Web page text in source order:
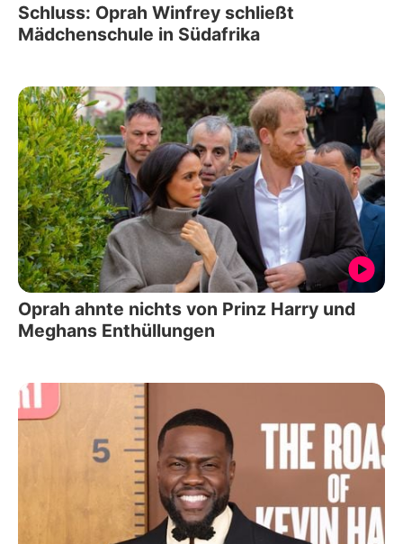
Schluss: Oprah Winfrey schließt
Mädchenschule in Südafrika
Oprah ahnte nichts von Prinz Harry und
Meghans Enthüllungen